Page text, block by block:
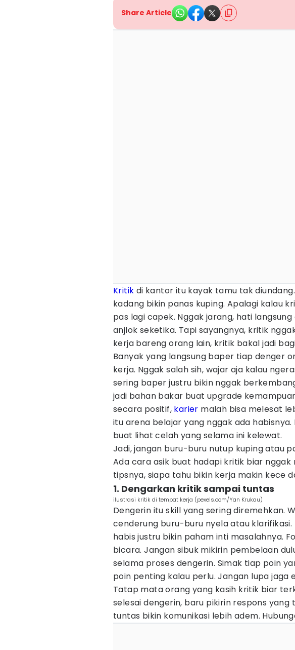
Share Article
Kritik di kantor itu kayak tamu tak
kadang bikin panas kuping. Apalagi kalau
pas lagi capek. Nggak jarang, hati
anjlok seketika. Tapi sayangnya, kritik
kerja bareng orang lain, kritik bakal jadi
Banyak yang langsung baper tiap denger
kerja. Nggak salah sih, wajar aja kalau
sering baper justru bikin nggak
jadi bahan bakar buat upgrade
secara positif, karier malah bisa melesat
itu arena belajar yang nggak ada
buat lihat celah yang selama ini kelewat.
Jadi, jangan buru-buru nutup kuping atau
Ada cara asik buat hadapi kritik biar nggak
tipsnya, siapa tahu bikin kerja makin kece
1. Dengarkan kritik sampai tuntas
ilustrasi kritik di tempat kerja (pexels.com/Yan Krukau)
Dengerin itu skill yang sering diremehkan.
cenderung buru-buru nyela atau klarifikasi.
habis justru bikin paham inti masalahnya.
bicara. Jangan sibuk mikirin pembelaan
selama proses dengerin. Simak tiap poin
poin penting kalau perlu. Jangan lupa jaga
Tatap mata orang yang kasih kritik biar
selesai dengerin, baru pikirin respons
tuntas bikin komunikasi lebih adem.